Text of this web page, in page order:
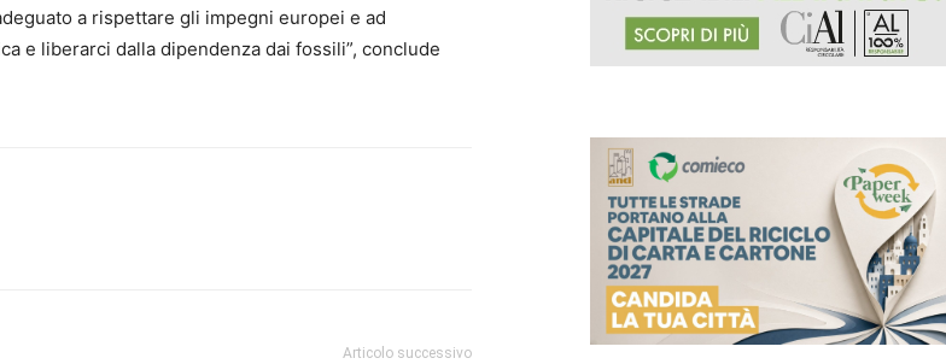
a rispettare gli impegni europei e ad
e liberarci dalla dipendenza dai fossili”, conclude
Articolo successivo